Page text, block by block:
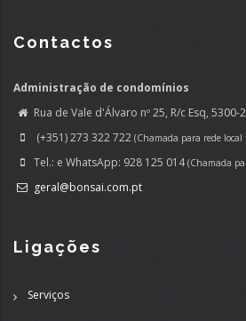
Contactos
Administração de condomínios
Rua de Vale d'Álvaro nº 25, R/c Esq, 5300-
(+351) 273 322 722 (Chamada para rede local
Tel.: e WhatsApp: 928 125 014(Chamada
geral@bonsai.com.pt
Ligações
Serviços